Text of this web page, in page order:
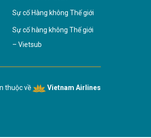
Sự cố Hàng không Thế giới
Sự cố hàng không Thế giới
– Vietsub
thuộc về Vietnam Airlines